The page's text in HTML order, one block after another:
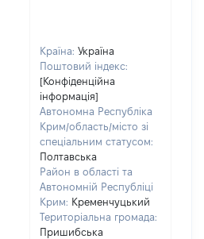
Країна: Україна
Поштовий індекс:
[Конфіденційна
інформація]
Автономна Республіка
Крим/область/місто зі
спеціальним статусом:
Полтавська
Район в області та
Автономній Республіці
Крим: Кременчуцький
Територіальна громада:
Пришибська